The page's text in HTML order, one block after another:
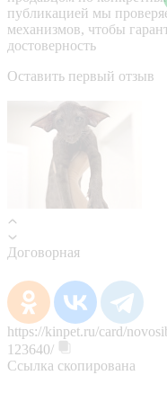
публикацией мы
механизмов, чтобы
достоверность
Оставить первый отзыв
Договорная
https://kinpet.ru/card/
123640/
Ссылка скопирована